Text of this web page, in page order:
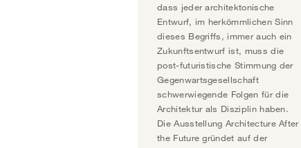
dass jeder architektonische
Entwurf, im herkömmlichen Sinn
dieses Begriffs, immer auch ein
Zukunftsentwurf ist, muss die
post-futuristische Stimmung der
Gegenwartsgesellschaft
schwerwiegende Folgen für die
Architektur als Disziplin haben.
Die Ausstellung Architecture After
the Future gründet auf der